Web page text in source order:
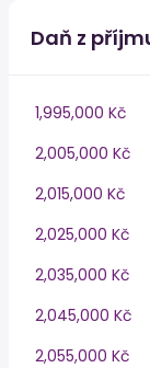
Daň z
1,995,000 Kč
2,005,000 Kč
2,015,000 Kč
2,025,000 Kč
2,035,000 Kč
2,045,000 Kč
2,055,000 Kč